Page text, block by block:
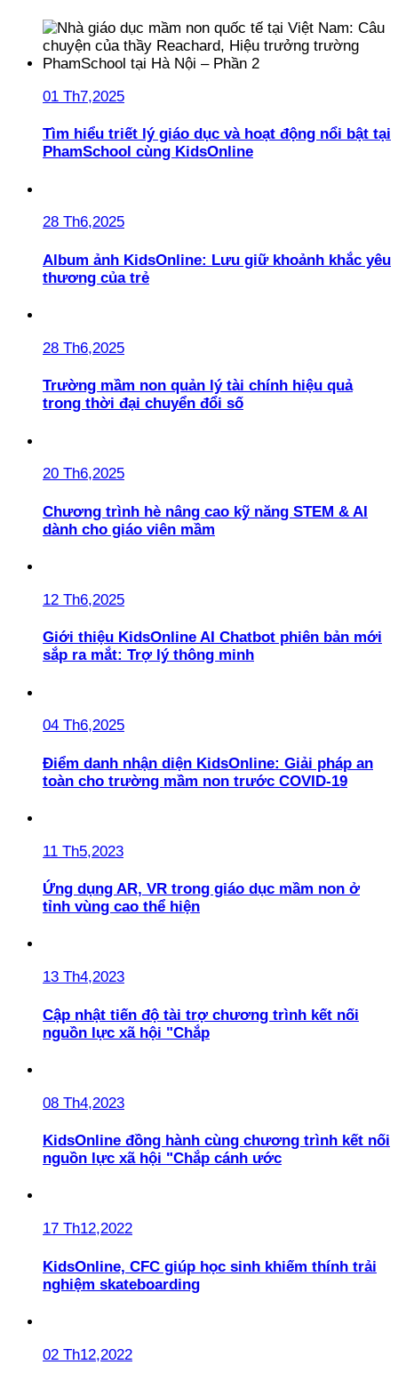
01 Th7,2025
Tìm hiểu triết lý giáo dục và hoạt động nổi bật tại
PhamSchool cùng KidsOnline
28 Th6,2025
Album ảnh KidsOnline: Lưu giữ khoảnh khắc yêu
thương của trẻ
28 Th6,2025
Trường mầm non quản lý tài chính hiệu quả
trong thời đại chuyển đổi số
20 Th6,2025
Chương trình hè nâng cao kỹ năng STEM & AI
dành cho giáo viên mầm
12 Th6,2025
Giới thiệu KidsOnline AI Chatbot phiên bản mới
sắp ra mắt: Trợ lý thông minh
04 Th6,2025
Điểm danh nhận diện KidsOnline: Giải pháp an
toàn cho trường mầm non trước COVID-19
11 Th5,2023
Ứng dụng AR, VR trong giáo dục mầm non ở
tỉnh vùng cao thể hiện
13 Th4,2023
Cập nhật tiến độ tài trợ chương trình kết nối
nguồn lực xã hội "Chắp
08 Th4,2023
KidsOnline đồng hành cùng chương trình kết nối
nguồn lực xã hội "Chắp cánh ước
17 Th12,2022
KidsOnline, CFC giúp học sinh khiếm thính trải
nghiệm skateboarding
02 Th12,2022